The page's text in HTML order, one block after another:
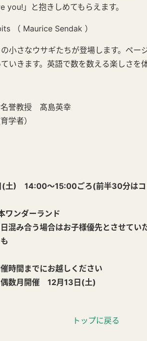
you!」と抱きしめてもらえます。
（ Maurice Sendak ）
小さなウサギたちが登場します。ペー
いきます。英語で数を数える楽しさを
名誉教授 髙島英幸
学者）
) 14:00～15:00ごろ(前半30分はコ
ンダーランド
み合う場合はお子様優先とさせていた
間までにお越しください
数月開催 12月13日(土)
トップに戻る